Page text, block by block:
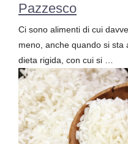
Pazzesco
Ci sono alimenti di cui
meno, anche quando si
dieta rigida, con cui si …